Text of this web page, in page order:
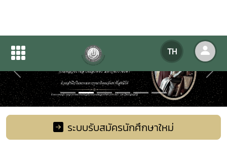
TH
Previous Next
ระบบรับสมัครนักศึกษาใหม่